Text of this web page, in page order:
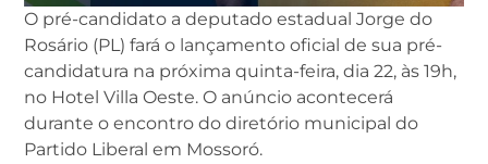
O pré-candidato a deputado estadual Jorge do
Rosário (PL) fará o lançamento oficial de sua pré-
candidatura na próxima quinta-feira, dia 22, às 19h,
no Hotel Villa Oeste. O anúncio acontecerá
durante o encontro do diretório municipal do
Partido Liberal em Mossoró.